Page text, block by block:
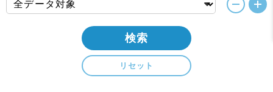
検索
リセット